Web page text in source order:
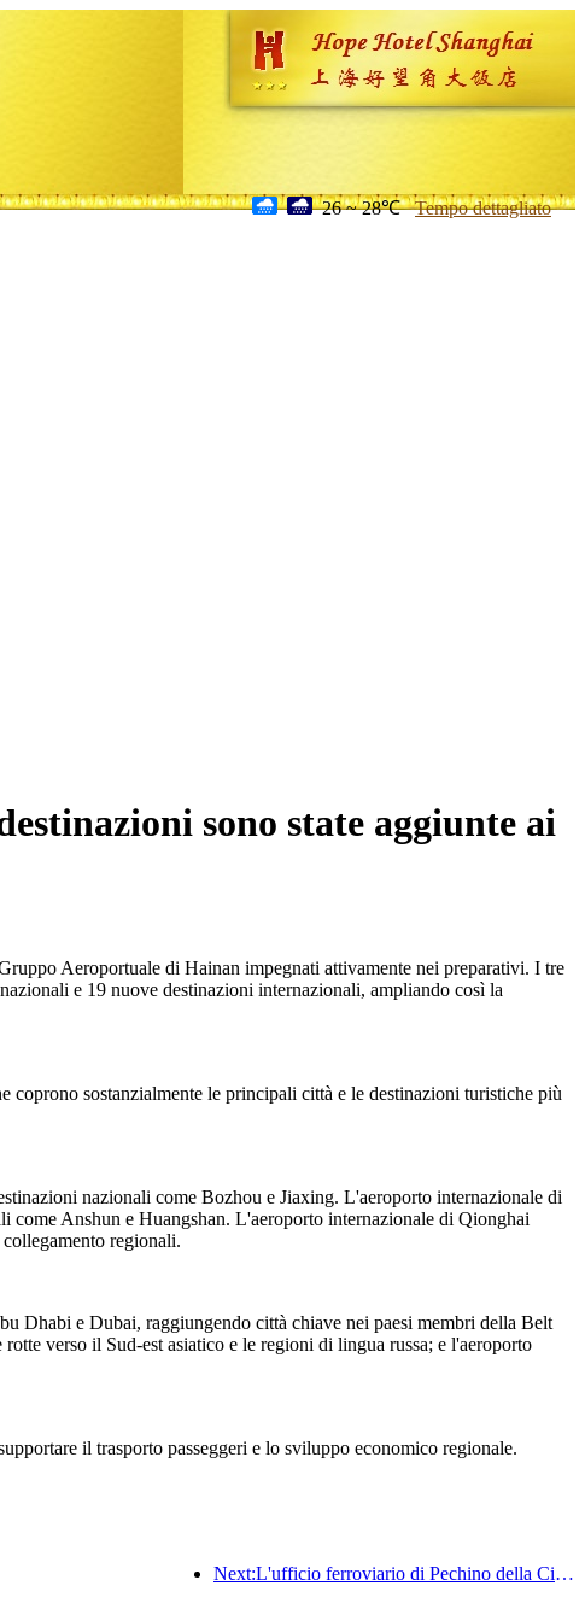
26 ~ 28℃ Tempo dettagliato
sono state aggiunte ai
Aeroportuale di Hainan impegnati attivamente nei preparativi. I tre
e 19 nuove destinazioni internazionali, ampliando così la
sostanzialmente le principali città e le destinazioni turistiche più
nazionali come Bozhou e Jiaxing. L'aeroporto internazionale di
come Anshun e Huangshan. L'aeroporto internazionale di Qionghai
regionali.
Dhabi e Dubai, raggiungendo città chiave nei paesi membri della Belt
verso il Sud-est asiatico e le regioni di lingua russa; e l'aeroporto
il trasporto passeggeri e lo sviluppo economico regionale.
Next:L'ufficio ferroviario di Pechino della Cina ha avviato il servizio di trasporto passeggeri per le festività del Festival di Qingming, prevedendo di trasportare 7,37 milioni di passeggeri.